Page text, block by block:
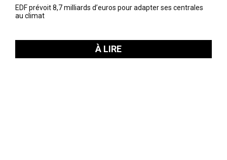
EDF prévoit 8,7 milliards d’euros pour adapter ses centrales
au climat
À LIRE